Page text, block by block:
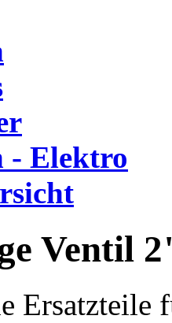
- Elektro
Ventil
Ersatzteile